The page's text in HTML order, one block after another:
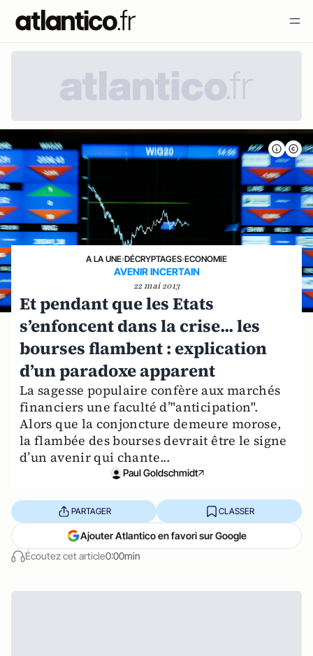
A LA UNE›DÉCRYPTAGES›ECONOMIE
AVENIR INCERTAIN
22 mai 2013
Et pendant que les Etats
s’enfoncent dans la crise... les
bourses flambent : explication
d’un paradoxe apparent
La sagesse populaire confère aux marchés
financiers une faculté d’"anticipation".
Alors que la conjoncture demeure morose,
la flambée des bourses devrait être le signe
d’un avenir qui chante...
Paul Goldschmidt
Écoutez cet article0:00min
PARTAGER CLASSER
Ajouter Atlantico en favori sur Google